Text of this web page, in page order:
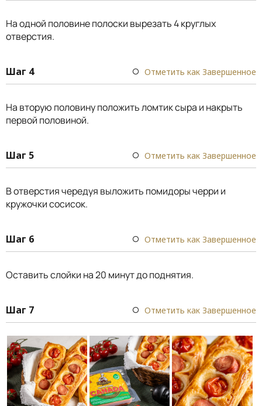
На одной половине полоски вырезать 4 круглых
отверстия.
Шаг 4 Отметить как Завершенное
На вторую половину положить ломтик сыра и накрыть
первой половиной.
Шаг 5 Отметить как Завершенное
В отверстия чередуя выложить помидоры черри и
кружочки сосисок.
Шаг 6 Отметить как Завершенное
Оставить слойки на 20 минут до поднятия.
Шаг 7 Отметить как Завершенное